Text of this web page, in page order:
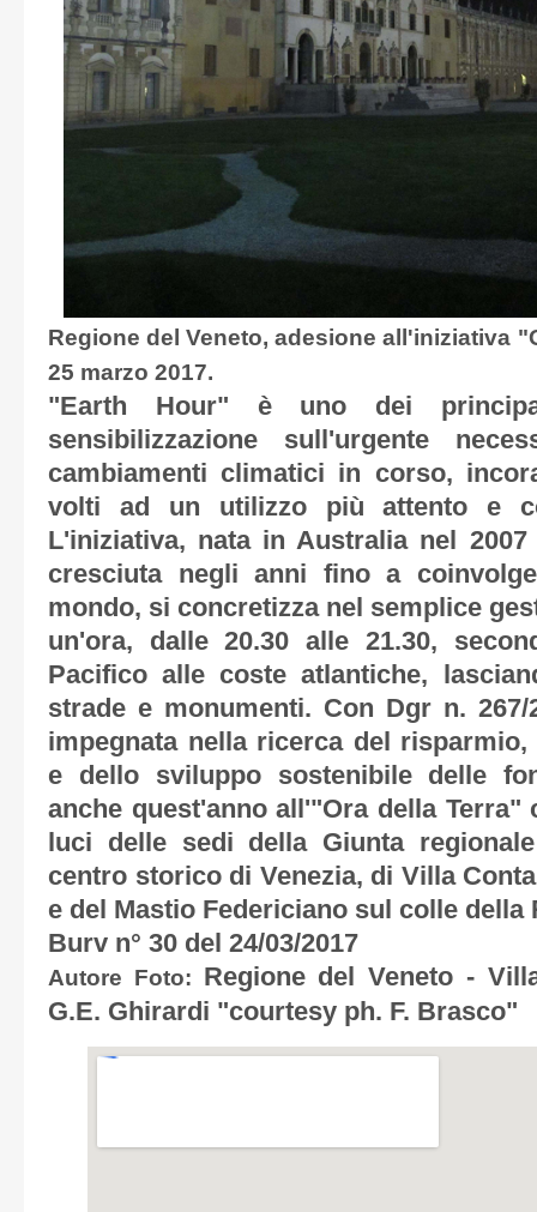
Regione del Veneto, adesione all'iniziativa
25 marzo 2017.
"Earth Hour" è uno dei
sensibilizzazione sull'urgente
cambiamenti climatici in corso,
volti ad un utilizzo più attento e
L'iniziativa, nata in Australia nel
cresciuta negli anni fino a
mondo, si concretizza nel semplice
un'ora, dalle 20.30 alle 21.30,
Pacifico alle coste atlantiche,
strade e monumenti. Con Dgr n. 267/
impegnata nella ricerca del
e dello sviluppo sostenibile delle
anche quest'anno all'"Ora della Terra"
luci delle sedi della Giunta
centro storico di Venezia, di Villa
e del Mastio Federiciano sul colle della
Burv n° 30 del 24/03/2017
Autore Foto: Regione del Veneto -
G.E. Ghirardi "courtesy ph. F. Brasco"